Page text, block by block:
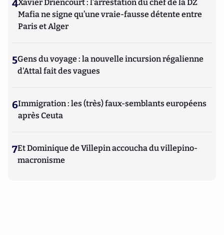
4Xavier Driencourt : l’arrestation du chef de la DZ
Mafia ne signe qu’une vraie-fausse détente entre
Paris et Alger
5Gens du voyage : la nouvelle incursion régalienne
d'Attal fait des vagues
6Immigration : les (très) faux-semblants européens
après Ceuta
7Et Dominique de Villepin accoucha du villepino-
macronisme